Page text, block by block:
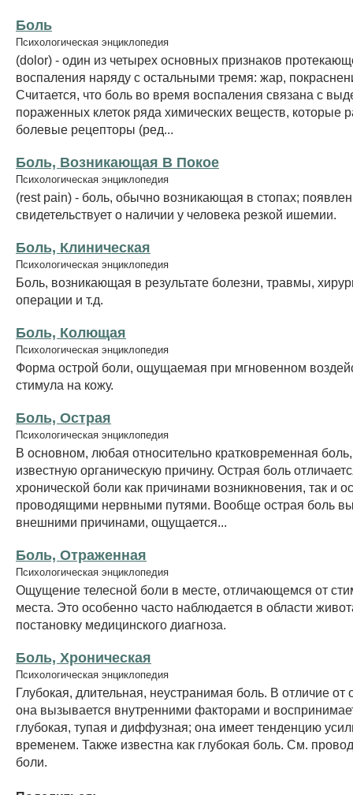
Боль
Психологическая энциклопедия
(dolor) - один из четырех основных признаков
воспаления наряду с остальными тремя: жар,
Считается, что боль во время воспаления связана с
пораженных клеток ряда химических веществ, которые
болевые рецепторы (ред...
Боль, Возникающая В Покое
Психологическая энциклопедия
(rest pain) - боль, обычно возникающая в стопах;
свидетельствует о наличии у человека резкой ишемии.
Боль, Клиническая
Психологическая энциклопедия
Боль, возникающая в результате болезни, травмы,
операции и т.д.
Боль, Колющая
Психологическая энциклопедия
Форма острой боли, ощущаемая при мгновенном
стимула на кожу.
Боль, Острая
Психологическая энциклопедия
В основном, любая относительно кратковременная
известную органическую причину. Острая боль
хронической боли как причинами возникновения, так и
проводящими нервными путями. Вообще острая боль
внешними причинами, ощущается...
Боль, Отраженная
Психологическая энциклопедия
Ощущение телесной боли в месте, отличающемся от
места. Это особенно часто наблюдается в области
постановку медицинского диагноза.
Боль, Хроническая
Психологическая энциклопедия
Глубокая, длительная, неустранимая боль. В отличие от
она вызывается внутренними факторами и
глубокая, тупая и диффузная; она имеет тенденцию
временем. Также известна как глубокая боль. См.
боли.